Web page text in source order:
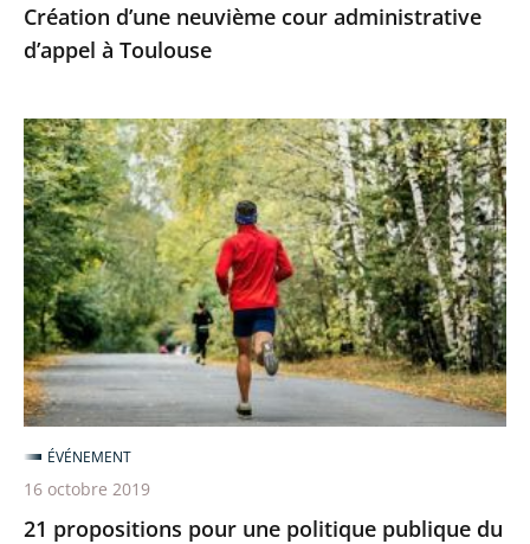
Création d’une neuvième cour administrative
d’appel à Toulouse
21
propositions
pour
une
politique
publique
du
sport
ambitieuse
21 propositions pour une politique publique du
ÉVÉNEMENT
16 octobre 2019